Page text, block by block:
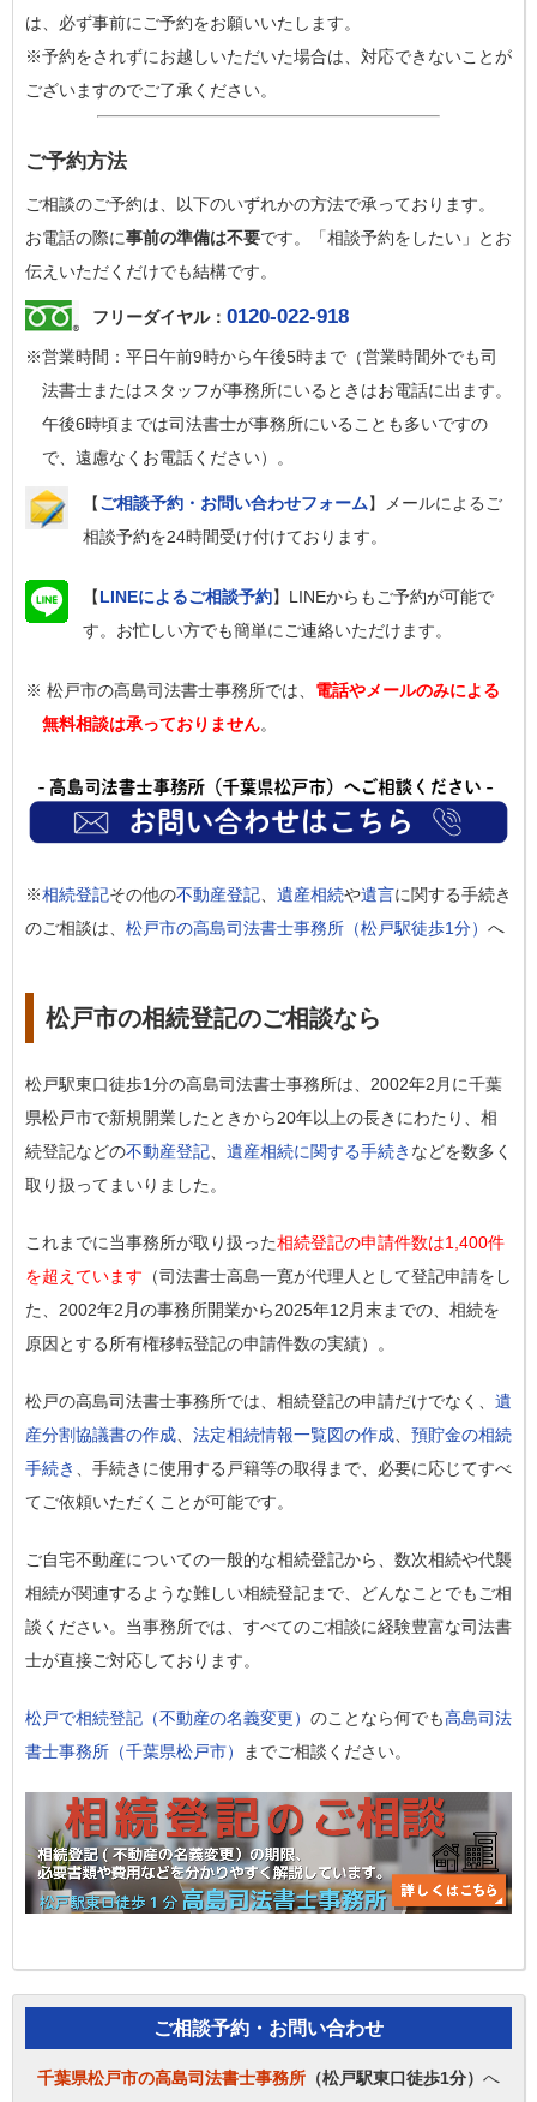
は、必ず事前にご予約をお願いいたします。
※予約をされずにお越しいただいた場合は、対応できないことが
ございますのでご了承ください。
ご予約方法
ご相談のご予約は、以下のいずれかの方法で承っております。
お電話の際に事前の準備は不要です。「相談予約をしたい」とお
伝えいただくだけでも結構です。
フリーダイヤル： 0120-022-918
※営業時間：平日午前9時から午後5時まで（営業時間外でも司
法書士またはスタッフが事務所にいるときはお電話に出ます。
午後6時頃までは司法書士が事務所にいることも多いですの
で、遠慮なくお電話ください）。
【ご相談予約・お問い合わせフォーム】メールによるご
相談予約を24時間受け付けております。
【LINEによるご相談予約】LINEからもご予約が可能で
す。お忙しい方でも簡単にご連絡いただけます。
※ 松戸市の高島司法書士事務所では、 電話やメールのみによる
無料相談は承っておりません。
※相続登記その他の不動産登記 遺産相続や遺言に関する手続き
のご相談は、 松戸市の高島司法書士事務所（松戸駅徒歩1分） へ
松戸市の相続登記のご相談なら
松戸駅東口徒歩1分の高島司法書士事務所は、2002年2月に千葉
県松戸市で新規開業したときから20年以上の長きにわたり、相
続登記などの不動産登記 遺産相続に関する手続き などを数多く
取り扱ってまいりました。
これまでに当事務所が取り扱った相続登記の申請件数は1,400件
を超えています （司法書士高島一寛が代理人として登記申請をし
た、2002年2月の事務所開業から2025年12月末までの、相続を
原因とする所有権移転登記の申請件数の実績）。
松戸の高島司法書士事務所では、相続登記の申請だけでなく、 遺
産分割協議書の作成
法定相続情報一覧図の作成
預貯金の相続
手続き
、手続きに使用する戸籍等の取得まで、必要に応じてすべ
てご依頼いただくことが可能です。
ご自宅不動産についての一般的な相続登記から、数次相続や代襲
相続が関連するような難しい相続登記まで、どんなことでもご相
談ください。当事務所では、すべてのご相談に経験豊富な司法書
士が直接ご対応しております。
松戸で相続登記（不動産の名義変更） のことなら何でも高島司法
書士事務所（千葉県松戸市）
までご相談ください。
ご相談予約・お問い合わせ
千葉県松戸市の高島司法書士事務所 （松戸駅東口徒歩1分） へ